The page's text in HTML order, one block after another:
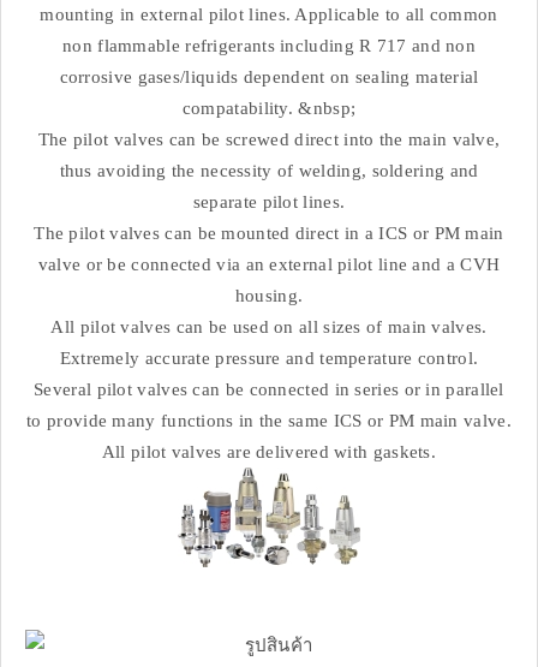
mounting in external pilot lines. Applicable to all common
non flammable refrigerants including R 717 and non
corrosive gases/liquids dependent on sealing material
compatability. &nbsp;
The pilot valves can be screwed direct into the main valve,
thus avoiding the necessity of welding, soldering and
separate pilot lines.
The pilot valves can be mounted direct in a ICS or PM main
valve or be connected via an external pilot line and a CVH
housing.
All pilot valves can be used on all sizes of main valves.
Extremely accurate pressure and temperature control.
Several pilot valves can be connected in series or in parallel
to provide many functions in the same ICS or PM main valve.
All pilot valves are delivered with gaskets.